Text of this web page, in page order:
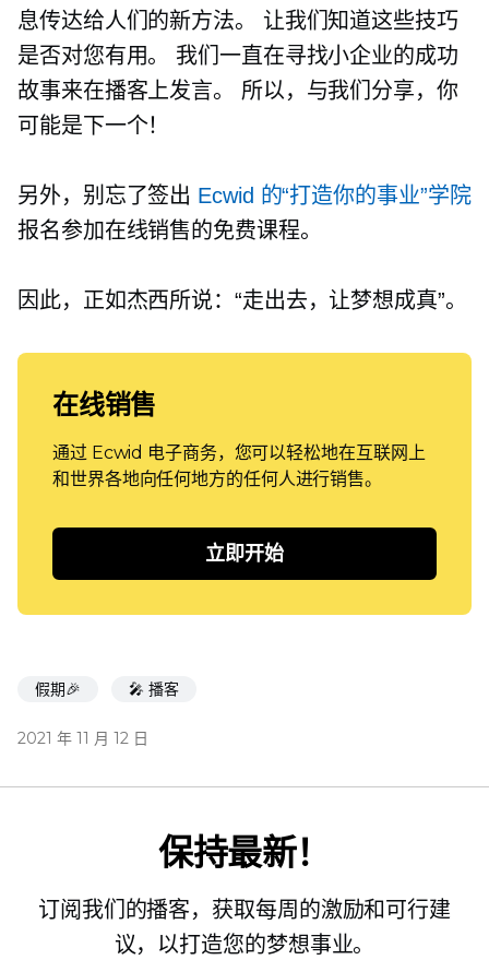
息传达给人们的新方法。 让我们知道这些技巧
是否对您有用。 我们一直在寻找小企业的成功
故事来在播客上发言。 所以，与我们分享，你
可能是下一个！
另外，别忘了签出 Ecwid 的“打造你的事业”学院
报名参加在线销售的免费课程。
因此，正如杰西所说：“走出去，让梦想成真”。
在线销售
通过 Ecwid 电子商务，您可以轻松地在互联网上
和世界各地向任何地方的任何人进行销售。
立即开始
假期🎉 🎤 播客
2021 年 11 月 12 日
保持最新！
订阅我们的播客，获取每周的激励和可行建
议，以打造您的梦想事业。